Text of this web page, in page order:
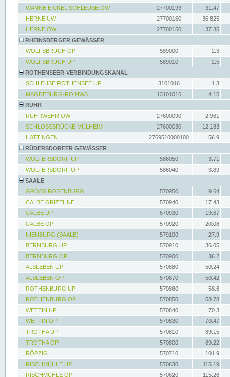
WANNE EICKEL SCHLEUSE OW
27700193
31.47
HERNE UW
27700160
36.825
HERNE OW
27700150
37.35
RHEINSBERGER GEWÄSSER
WOLFSBRUCH OP
589000
2.3
WOLFSBRUCH UP
589010
2.5
ROTHENSEER-VERBINDUNGSKANAL
SCHLEUSE ROTHENSEE UP
3101016
1.3
MAGDEBURG-RO NWS
13101016
4.15
RUHR
RUHRWEHR OW
27600090
2.961
SCHLOSSBRÜCKE MÜLHEIM
27600030
12.183
HATTINGEN
2769510000100
56.9
RÜDERSDORFER GEWÄSSER
WOLTERSDORF UP
586050
3.71
WOLTERSDORF OP
586040
3.89
SAALE
GROSS ROSENBURG
570950
9.64
CALBE GRIZEHNE
570940
17.43
CALBE UP
570930
19.67
CALBE OP
570920
20.08
NIENBURG (SAALE)
579100
27.9
BERNBURG UP
570910
36.05
BERNBURG OP
570900
36.2
ALSLEBEN UP
570880
50.24
ALSLEBEN OP
570870
50.42
ROTHENBURG UP
570860
58.6
ROTHENBURG OP
570850
58.78
WETTIN UP
570840
70.3
WETTIN OP
570830
70.47
TROTHA UP
570810
89.15
TROTHA OP
570800
89.22
RÖPZIG
570710
101.9
RISCHMÜHLE UP
570630
115.19
RISCHMÜHLE OP
570620 115.26